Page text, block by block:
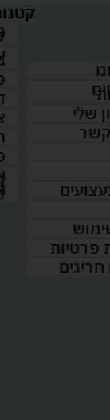
שלי
קשר
פרטיות
חריגים